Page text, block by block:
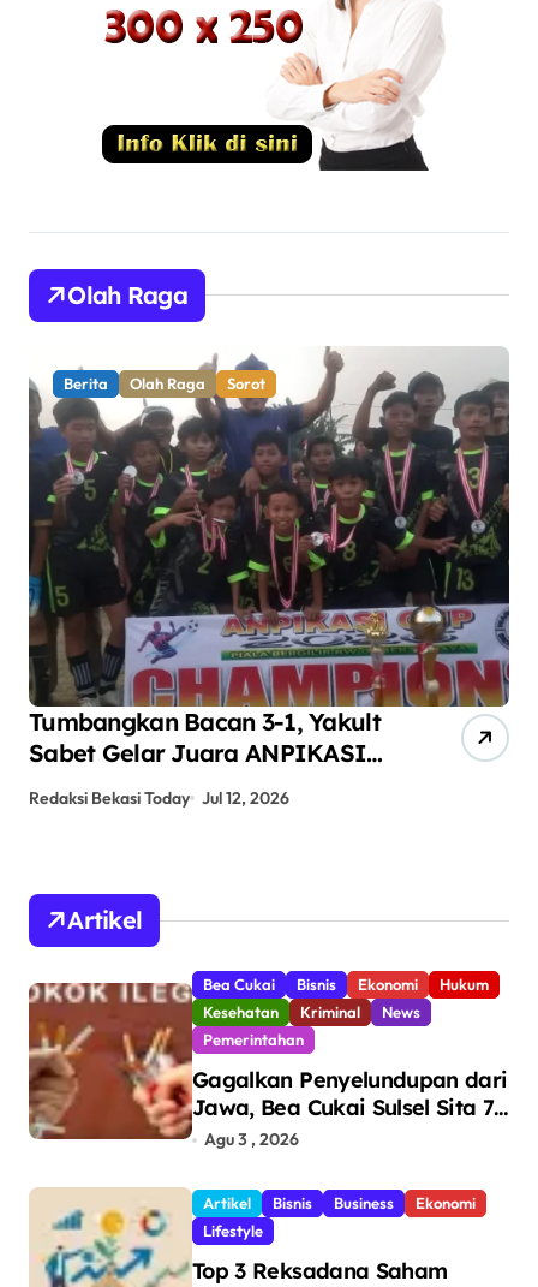
Olah Raga
Berita Olah Raga Sorot
Tumbangkan Bacan 3-1, Yakult
Sabet Gelar Juara ANPIKASI
Redaksi Bekasi Today Jul 12, 2026
Artikel
Bea Cukai Bisnis Ekonomi
Hukum
Kesehatan
Kriminal
News
Pemerintahan
Gagalkan Penyelundupan dari
Jawa, Bea Cukai Sulsel Sita 7,8
Juta Batang Rokok Ilegal
Makassar
Agu 3 , 2026
Artikel Bisnis Business
Ekonomi
Lifestyle
Top 3 Reksadana Saham